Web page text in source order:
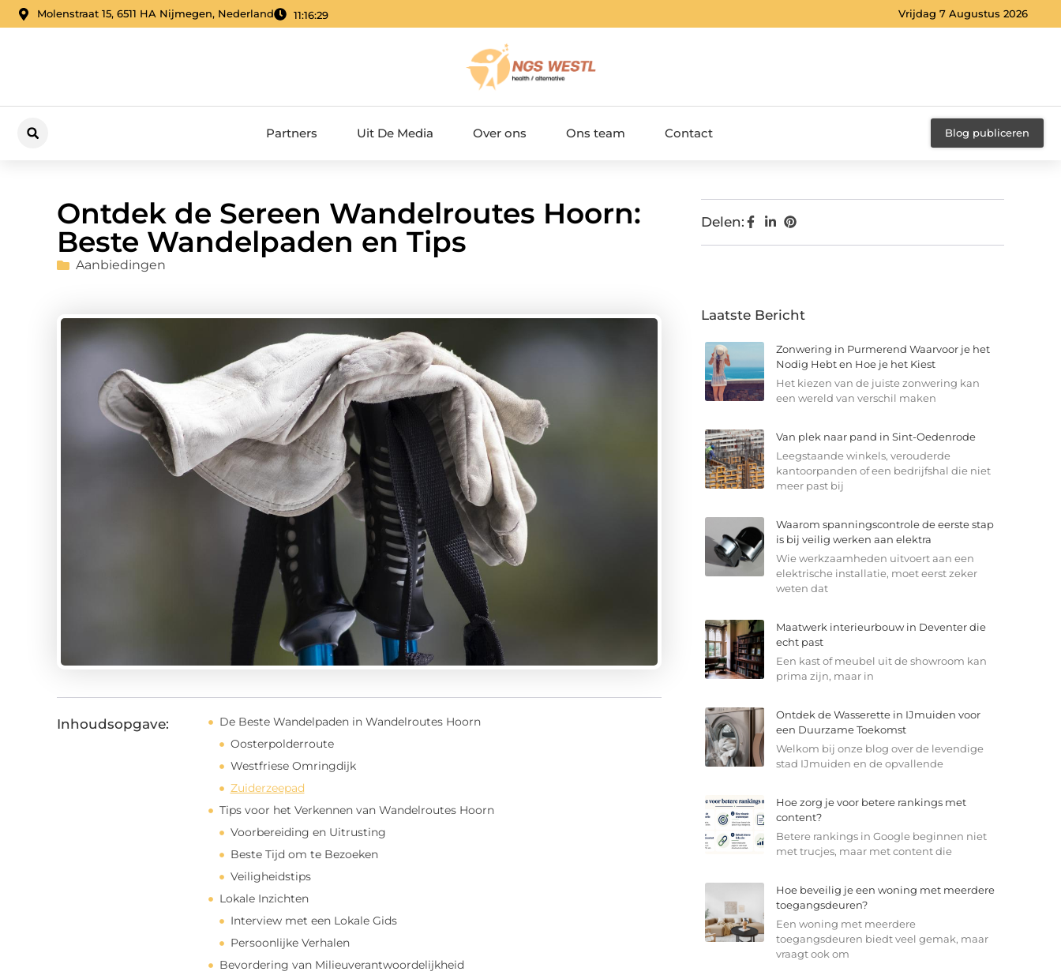
Molenstraat 15, 6511 HA Nijmegen, Nederland 11:16:30 Vrijdag 7 Augustus 2026
Partners Uit De Media Over ons Ons team Contact Blog publiceren
Ontdek de Sereen Wandelroutes Hoorn:
Beste Wandelpaden en Tips
Aanbiedingen
Inhoudsopgave:
De Beste Wandelpaden in Wandelroutes Hoorn
Oosterpolderroute
Westfriese Omringdijk
Zuiderzeepad
Tips voor het Verkennen van Wandelroutes Hoorn
Voorbereiding en Uitrusting
Beste Tijd om te Bezoeken
Veiligheidstips
Lokale Inzichten
Interview met een Lokale Gids
Persoonlijke Verhalen
Bevordering van Milieuverantwoordelijkheid
Delen:
Laatste Bericht
Zonwering in Purmerend Waarvoor je het
Nodig Hebt en Hoe je het Kiest
Het kiezen van de juiste zonwering kan
een wereld van verschil maken
Van plek naar pand in Sint-Oedenrode
Leegstaande winkels, verouderde
kantoorpanden of een bedrijfshal die niet
meer past bij
Waarom spanningscontrole de eerste stap
is bij veilig werken aan elektra
Wie werkzaamheden uitvoert aan een
elektrische installatie, moet eerst zeker
weten dat
Maatwerk interieurbouw in Deventer die
echt past
Een kast of meubel uit de showroom kan
prima zijn, maar in
Ontdek de Wasserette in IJmuiden voor
een Duurzame Toekomst
Welkom bij onze blog over de levendige
stad IJmuiden en de opvallende
Hoe zorg je voor betere rankings met
content?
Betere rankings in Google beginnen niet
met trucjes, maar met content die
Hoe beveilig je een woning met meerdere
toegangsdeuren?
Een woning met meerdere
toegangsdeuren biedt veel gemak, maar
vraagt ook om